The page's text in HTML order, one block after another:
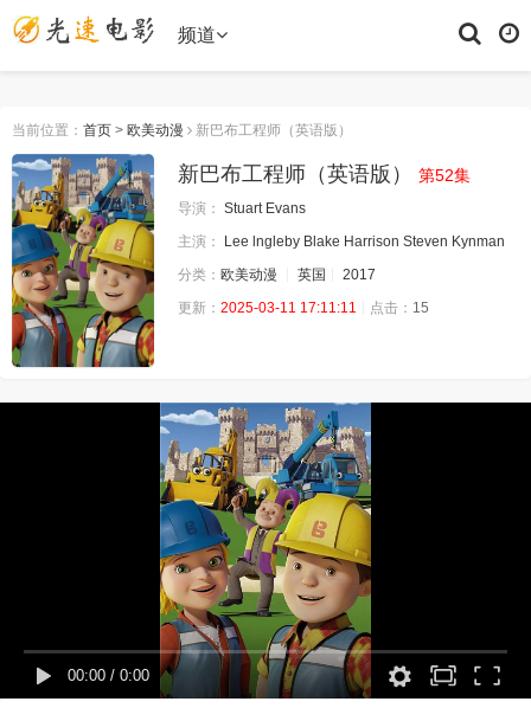
频道
当前位置： 首页 > 欧美动漫 新巴布工程师（英语版）
新巴布工程师（英语版） 第52集
导演： Stuart Evans
主演：
Lee lngleby Blake Harrison Steven Kynman
分类： 欧美动漫 英国
2017
更新： 2025-03-11 17:11:11 点击： 15
00:00 / 0:00